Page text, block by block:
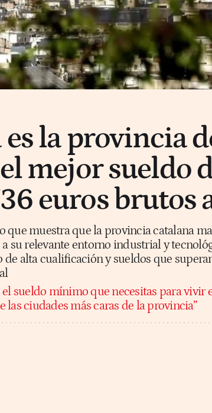
es la provincia
mejor sueldo
euros brutos
que muestra que la provincia catalana
a su relevante entorno industrial y
de alta cualificación y sueldos que
el sueldo mínimo que necesitas para vivir
las ciudades más caras de la provincia”